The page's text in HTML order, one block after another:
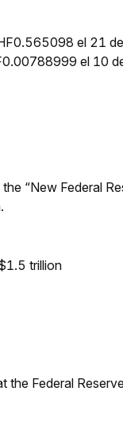
el 21
el 10
“New Federal
trillion
Federal